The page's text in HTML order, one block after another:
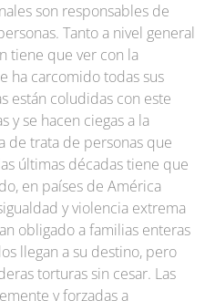
son responsables de
Tanto a nivel general
tiene que ver con la
ha carcomido todas sus
están coludidas con este
y se hacen ciegas a la
de trata de personas que
últimas décadas tiene que
en países de América
y violencia extrema
obligado a familias enteras
llegan a su destino, pero
torturas sin cesar. Las
y forzadas a